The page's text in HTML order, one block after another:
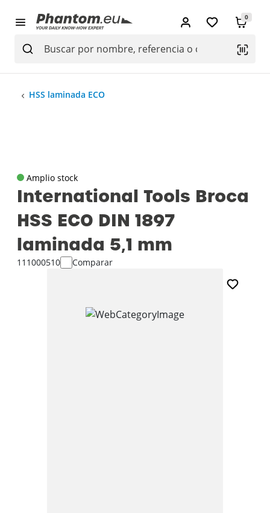
0
HSS laminada ECO
Amplio stock
International Tools Broca
HSS ECO DIN 1897
laminada 5‚1 mm
111000510 Comparar